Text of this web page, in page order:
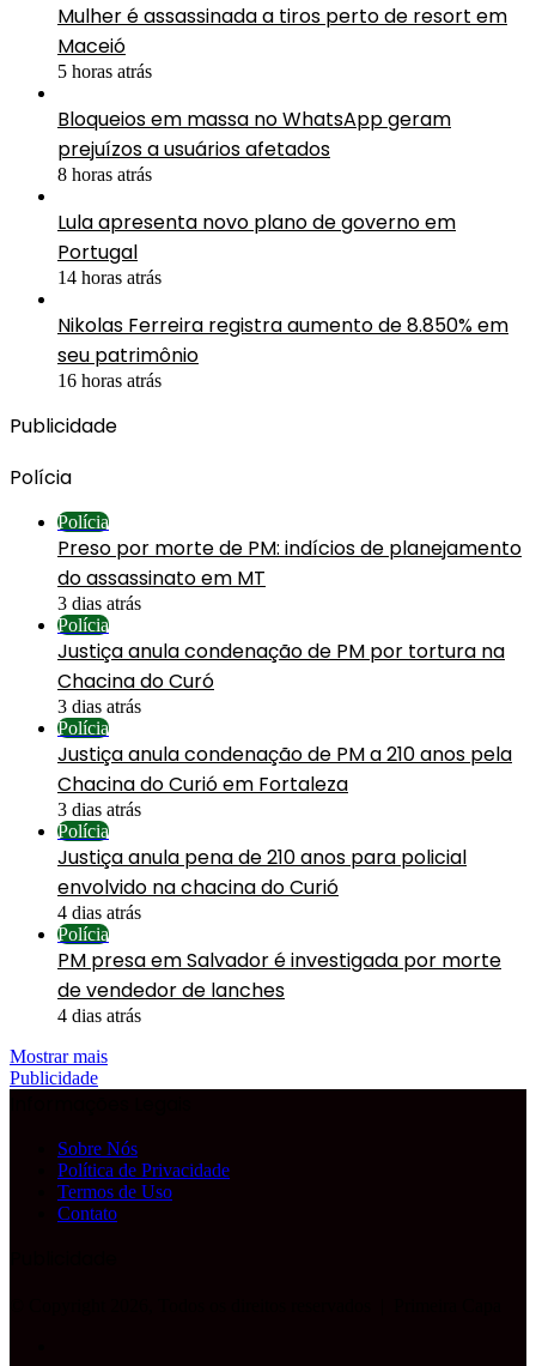
Mulher é assassinada a tiros perto de resort em
Maceió
5 horas atrás
Bloqueios em massa no WhatsApp geram
prejuízos a usuários afetados
8 horas atrás
Lula apresenta novo plano de governo em
Portugal
14 horas atrás
Nikolas Ferreira registra aumento de 8.850% em
seu patrimônio
16 horas atrás
Publicidade
Polícia
Polícia
Preso por morte de PM: indícios de planejamento
do assassinato em MT
3 dias atrás
Polícia
Justiça anula condenação de PM por tortura na
Chacina do Curó
3 dias atrás
Polícia
Justiça anula condenação de PM a 210 anos pela
Chacina do Curió em Fortaleza
3 dias atrás
Polícia
Justiça anula pena de 210 anos para policial
envolvido na chacina do Curió
4 dias atrás
Polícia
PM presa em Salvador é investigada por morte
de vendedor de lanches
4 dias atrás
Mostrar mais
Publicidade
Sobre Nós
Política de Privacidade
Termos de Uso
Contato